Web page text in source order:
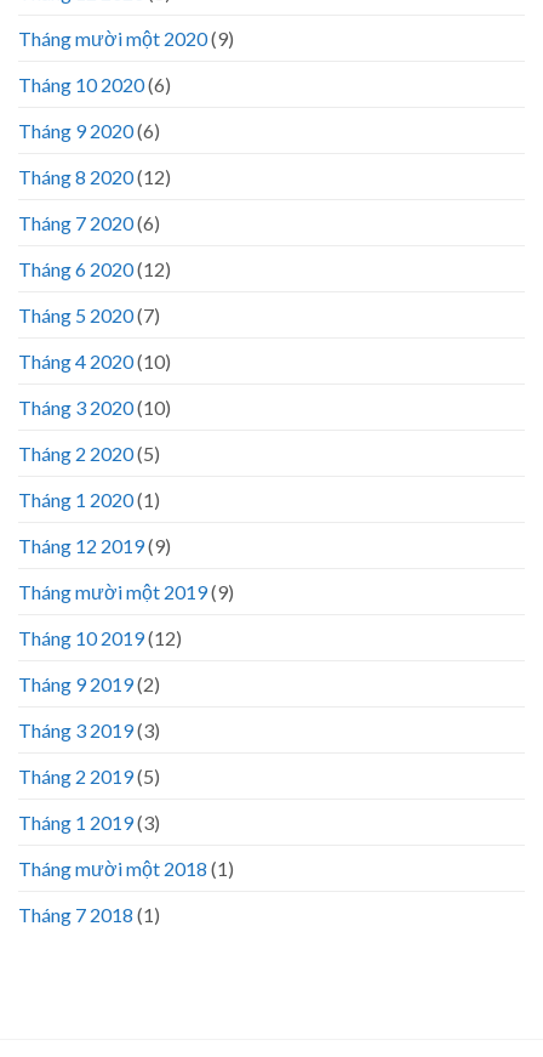
Tháng mười một 2020(9)
Tháng 10 2020(6)
Tháng 9 2020(6)
Tháng 8 2020(12)
Tháng 7 2020(6)
Tháng 6 2020(12)
Tháng 5 2020(7)
Tháng 4 2020(10)
Tháng 3 2020(10)
Tháng 2 2020(5)
Tháng 1 2020(1)
Tháng 12 2019(9)
Tháng mười một 2019(9)
Tháng 10 2019(12)
Tháng 9 2019(2)
Tháng 3 2019(3)
Tháng 2 2019(5)
Tháng 1 2019(3)
Tháng mười một 2018 (1)
Tháng 7 2018 (1)